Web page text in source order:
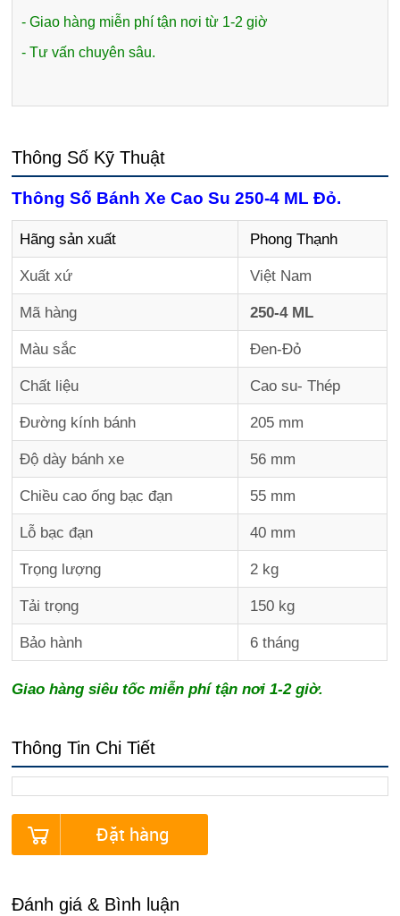
- Giao hàng miễn phí tận nơi từ 1-2 giờ
- Tư vấn chuyên sâu.
Thông Số Kỹ Thuật
Thông Số Bánh Xe Cao Su 250-4 ML Đỏ.
Hãng sản xuất Phong Thạnh
Xuất xứ Việt Nam
Mã hàng 250-4 ML
Màu sắc Đen-Đỏ
Chất liệu Cao su- Thép
Đường kính bánh 205 mm
Độ dày bánh xe 56 mm
Chiều cao ống bạc đạn 55 mm
Lỗ bạc đạn 40 mm
Trọng lượng 2 kg
Tải trọng 150 kg
Bảo hành 6 tháng
Giao hàng siêu tốc miễn phí tận nơi 1-2 giờ.
Thông Tin Chi Tiết
Đặt hàng
Đánh giá & Bình luận